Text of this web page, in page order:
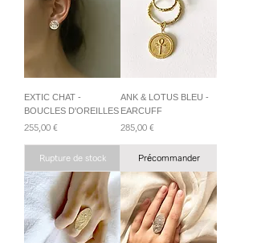
EXTIC CHAT -
BOUCLES D'OREILLES
Prix
255,00 €
Rupture de stock
ANK & LOTUS BLEU -
EARCUFF
Prix
285,00 €
Précommander